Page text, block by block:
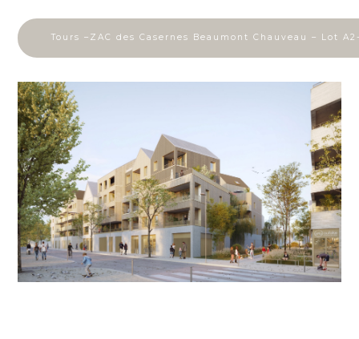
Tours –ZAC des Casernes Beaumont Chauveau – Lot A2-